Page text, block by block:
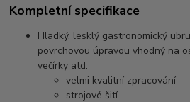
Kompletní specifikace
Hladký, lesklý gastronomický
povrchovou úpravou vhodný na
večírky atd.
velmi kvalitní zpracování
strojové šití